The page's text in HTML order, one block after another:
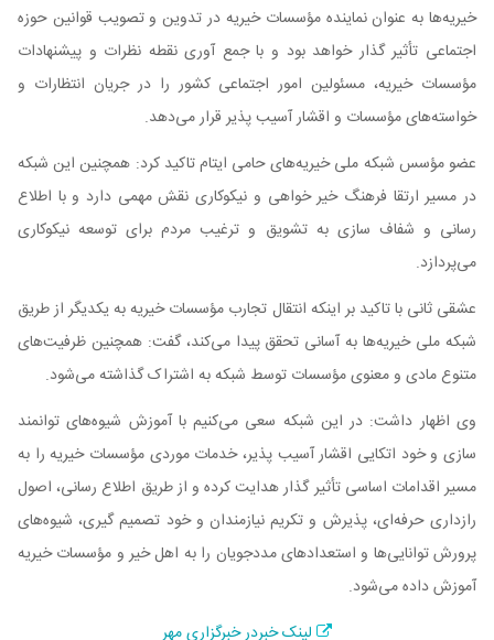
خیریه‌ها به عنوان نماینده مؤسسات خیریه در تدوین و تصویب قوانین حوزه
اجتماعی تأثیر گذار خواهد بود و با جمع آوری نقطه نظرات و پیشنهادات
مؤسسات خیریه، مسئولین امور اجتماعی کشور را در جریان انتظارات و
خواسته‌های مؤسسات و اقشار آسیب پذیر قرار می‌دهد.
عضو مؤسس شبکه ملی خیریه‌های حامی ایتام تاکید کرد: همچنین این شبکه
در مسیر ارتقا فرهنگ خیر خواهی و نیکوکاری نقش مهمی دارد و با اطلاع
رسانی و شفاف سازی به تشویق و ترغیب مردم برای توسعه نیکوکاری
می‌پردازد.
عشقی ثانی با تاکید بر اینکه انتقال تجارب مؤسسات خیریه به یکدیگر از طریق
شبکه ملی خیریه‌ها به آسانی تحقق پیدا می‌کند، گفت: همچنین ظرفیت‌های
متنوع مادی و معنوی مؤسسات توسط شبکه به اشتراک گذاشته می‌شود.
وی اظهار داشت: در این شبکه سعی می‌کنیم با آموزش شیوه‌های توانمند
سازی و خود اتکایی اقشار آسیب پذیر، خدمات موردی مؤسسات خیریه را به
مسیر اقدامات اساسی تأثیر گذار هدایت کرده و از طریق اطلاع رسانی، اصول
رازداری حرفه‌ای، پذیرش و تکریم نیازمندان و خود تصمیم گیری، شیوه‌های
پرورش توانایی‌ها و استعدادهای مددجویان را به اهل خیر و مؤسسات خیریه
آموزش داده می‌شود.
لینک خبردر خبرگزاری مهر